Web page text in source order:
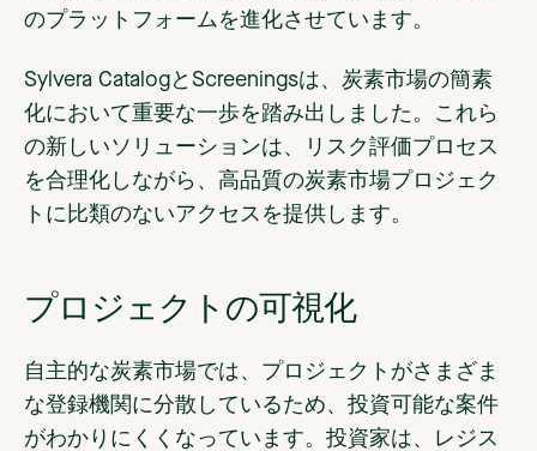
のプラットフォームを進化させています。
Sylvera CatalogとScreeningsは、炭素市場の簡素
化において重要な一歩を踏み出しました。これら
の新しいソリューションは、リスク評価プロセス
を合理化しながら、高品質の炭素市場プロジェク
トに比類のないアクセスを提供します。
プロジェクトの可視化
自主的な炭素市場では、プロジェクトがさまざま
な登録機関に分散しているため、投資可能な案件
がわかりにくくなっています。投資家は、レジス